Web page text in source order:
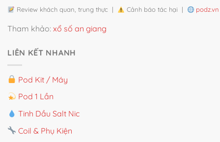
Review khách quan, trung thực | Cảnh báo tác hại | podz.vn
Tham khảo: xổ số an giang
LIÊN KẾT NHANH
Pod Kit / Máy
Pod 1 Lần
Tinh Dầu Salt Nic
Coil & Phụ Kiện